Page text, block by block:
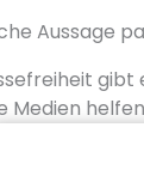
Aussage
gibt
Medien